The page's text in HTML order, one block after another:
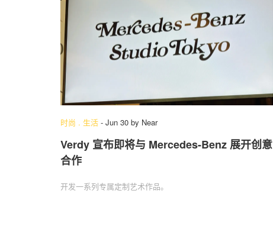
时尚 . 生活 - Jun 30 by Near
Verdy 宣布即将与 Mercedes-Benz 展开创意
合作
开发一系列专属定制艺术作品。